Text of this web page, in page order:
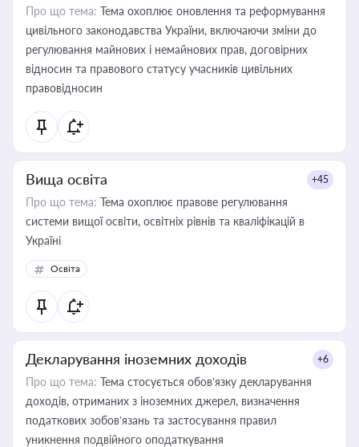
Про що тема: Тема охоплює оновлення та реформування
цивільного законодавства України, включаючи зміни до
регулювання майнових і немайнових прав, договірних
відносин та правового статусу учасників цивільних
правовідносин
Вища освіта +45
Про що тема: Тема охоплює правове регулювання
системи вищої освіти, освітніх рівнів та кваліфікацій в
Україні
Освіта
Декларування іноземних доходів +6
Про що тема: Тема стосується обов’язку декларування
доходів, отриманих з іноземних джерел, визначення
податкових зобов’язань та застосування правил
уникнення подвійного оподаткування